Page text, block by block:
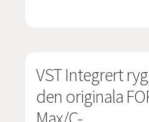
VST Integrert
den originala